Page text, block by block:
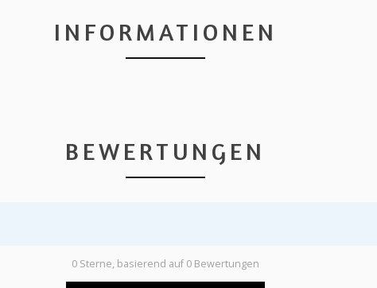
INFORMATIONEN
BEWERTUNGEN
0 Sterne, basierend auf 0 Bewertungen